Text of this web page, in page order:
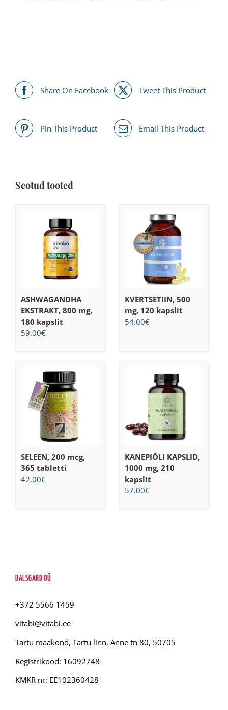
Share On Facebook Tweet This Product
Pin This Product Email This Product
Seotud tooted
ASHWAGANDHA
EKSTRAKT, 800 mg,
180 kapslit
59.00€
KVERTSETIIN, 500
mg, 120 kapslit
54.00€
SELEEN, 200 mcg,
365 tabletti
42.00€
KANEPIÕLI KAPSLID,
1000 mg, 210
kapslit
57.00€
DALSGARD OÜ
+372 5566 1459
vitabi@vitabi.ee
Tartu maakond, Tartu linn, Anne tn 80, 50705
Registrikood: 16092748
KMKR nr: EE102360428